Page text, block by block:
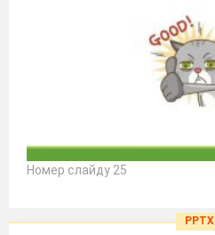
Номер слайду 25
PPTX